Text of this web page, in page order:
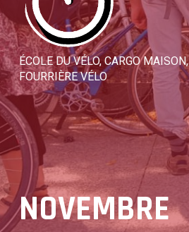
ÉCOLE DU VÉLO, CARGO MAISON,
FOURRIÈRE VÉLO
NOVEMBRE